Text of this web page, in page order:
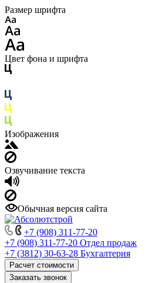
Размер шрифта
Цвет фона и шрифта
Изображения
Озвучивание текста
Обычная версия сайта
+7 (908) 311-77-20
+7 (908) 311-77-20 Отдел продаж
+7 (3812) 30-63-28 Бухгалтерия
Расчет стоимости
Заказать звонок